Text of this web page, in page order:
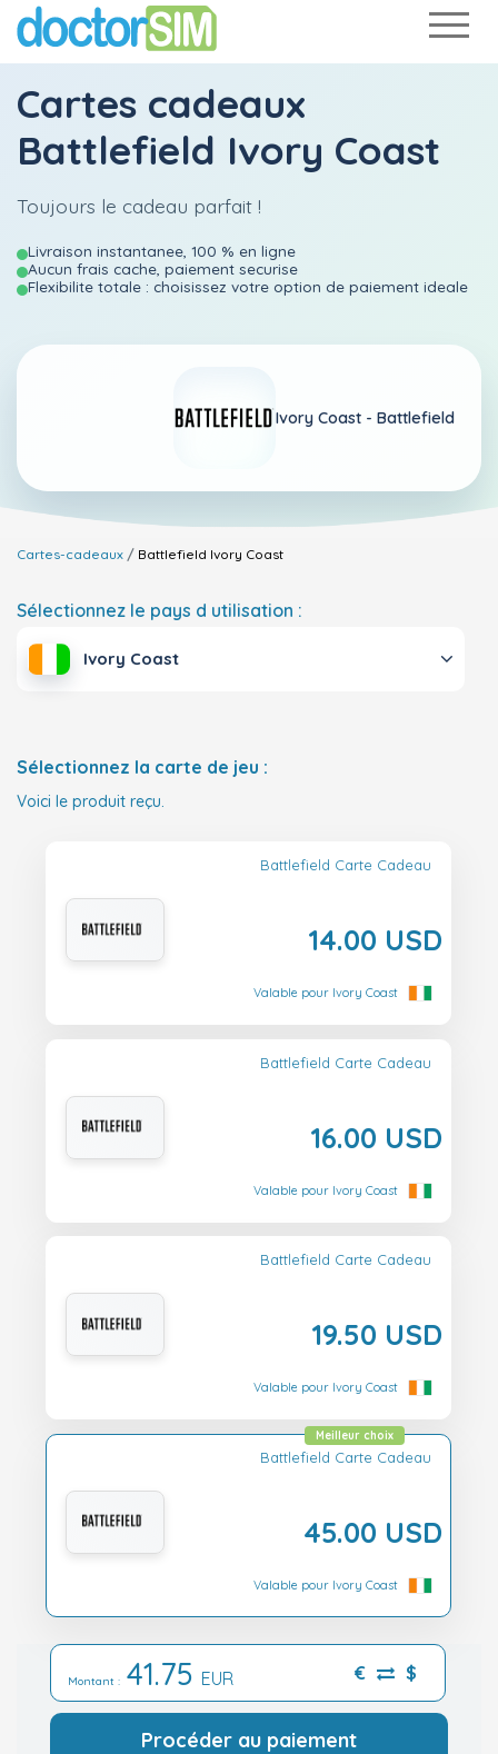
Cartes cadeaux
Battlefield Ivory Coast
Toujours le cadeau parfait !
Livraison instantanee, 100 % en ligne
Aucun frais cache, paiement securise
Flexibilite totale : choisissez votre option de paiement ideale
Ivory Coast - Battlefield
Cartes-cadeaux Battlefield Ivory Coast
Sélectionnez le pays d utilisation :
Ivory Coast
Sélectionnez la carte de jeu :
Voici le produit reçu.
Battlefield Carte Cadeau
14.00 USD
Valable pour Ivory Coast
Battlefield Carte Cadeau
16.00 USD
Valable pour Ivory Coast
Battlefield Carte Cadeau
19.50 USD
Valable pour Ivory Coast
Battlefield Carte Cadeau
45.00 USD
Meilleur choix
Valable pour Ivory Coast
Montant : 41.75 EUR € $
Procéder au paiement